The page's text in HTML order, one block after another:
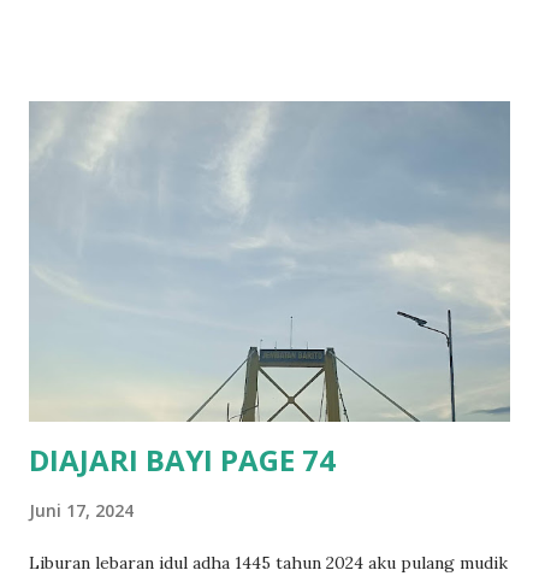
kedipan lentera jantan dan direspon oleh betina adalah
digunakan untuk berburu kunang betina dengan
menggunakan kedipan cahaya dari pen light untuk meniru
pola kedipan cahaya dari jantan. Kemampuan berburu
kunang betina dan menangkap betina kunang jenis P. pyralis
menjadikannya ideal untuk mempelajarinya dan meneliti
DIAJARI BAYI PAGE 74
Juni 17, 2024
Liburan lebaran idul adha 1445 tahun 2024 aku pulang mudik